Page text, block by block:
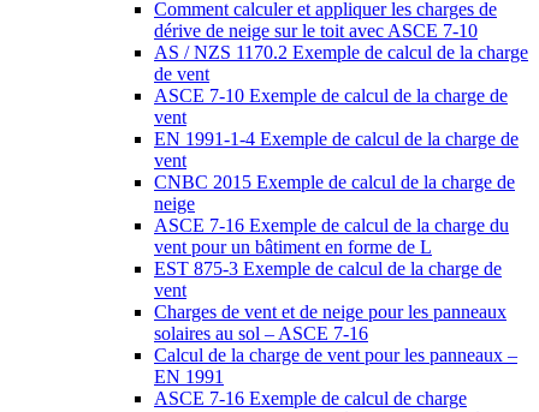
Comment calculer et appliquer les charges de
dérive de neige sur le toit avec ASCE 7-10
AS / NZS 1170.2 Exemple de calcul de la charge
de vent
ASCE 7-10 Exemple de calcul de la charge de
vent
EN 1991-1-4 Exemple de calcul de la charge de
vent
CNBC 2015 Exemple de calcul de la charge de
neige
ASCE 7-16 Exemple de calcul de la charge du
vent pour un bâtiment en forme de L
EST 875-3 Exemple de calcul de la charge de
vent
Charges de vent et de neige pour les panneaux
solaires au sol – ASCE 7-16
Calcul de la charge de vent pour les panneaux –
EN 1991
ASCE 7-16 Exemple de calcul de charge